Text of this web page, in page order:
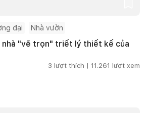
đại Nhà vườn
nhà "vẽ trọn" triết lý thiết kế của
3 lượt thích | 11.261 lượt xem